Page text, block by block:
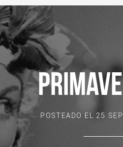
POSTEADO EL 25